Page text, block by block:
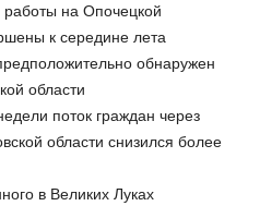
на Опочецкой
к середине лета
обнаружен
области
поток граждан через
области снизился более
в Великих Луках